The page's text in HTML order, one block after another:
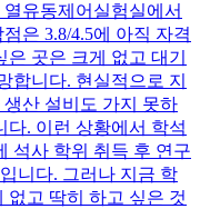
유동제어실험실에서
은 3.8/4.5에 아직 자격
곳은 크게 없고 대기
합니다. 현실적으로 지
산 설비도 가지 못하
다. 이런 상황에서 학석
석사 학위 취득 후 연구
니다. 그러나 지금 학
없고 딱히 하고 싶은 것